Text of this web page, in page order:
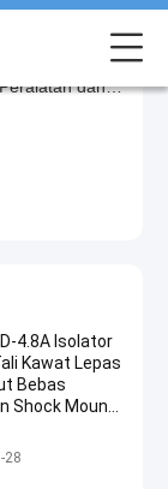
tali kawat
dan
4.8A Isolator
Kawat Lepas
Bebas
Shock Mount
tali kawat
28